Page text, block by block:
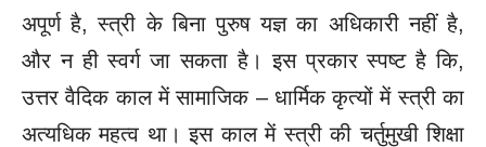
अपूर्ण है, स्त्री के बिना पुरुष यज्ञ का अधिकारी नहीं है,
और न ही स्वर्ग जा सकता है। इस प्रकार स्पष्ट है कि,
उत्तर वैदिक काल में सामाजिक – धार्मिक कृत्यों में स्त्री का
अत्यधिक महत्व था। इस काल में स्त्री की चर्तुमुखी शिक्षा